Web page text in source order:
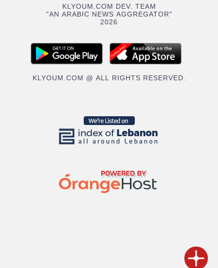
KLYOUM.COM DEV. TEAM
"AN ARABIC NEWS AGGREGATOR"
2026
KLYOUM.COM @ ALL RIGHTS RESERVED.